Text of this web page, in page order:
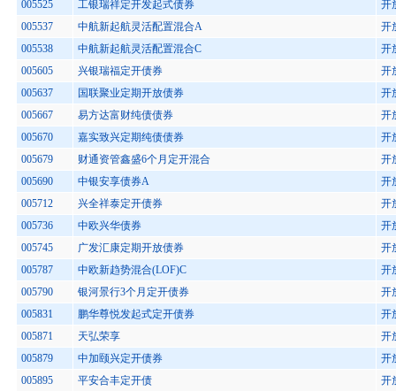
005525
工银瑞祥定开发起式债券
开
005537
中航新起航灵活配置混合A
开
005538
中航新起航灵活配置混合C
开
005605
兴银瑞福定开债券
开
005637
国联聚业定期开放债券
开
005667
易方达富财纯债债券
开
005670
嘉实致兴定期纯债债券
开
005679
财通资管鑫盛6个月定开混合
开
005690
中银安享债券A
开
005712
兴全祥泰定开债券
开
005736
中欧兴华债券
开
005745
广发汇康定期开放债券
开
005787
中欧新趋势混合(LOF)C
开
005790
银河景行3个月定开债券
开
005831
鹏华尊悦发起式定开债券
开
005871
天弘荣享
开
005879
中加颐兴定开债券
开
005895
平安合丰定开债
开